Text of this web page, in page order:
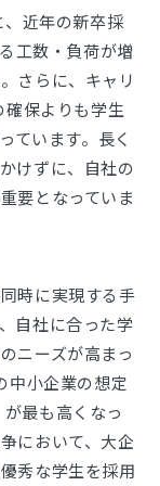
近年の新卒採
工数・負荷が増
さらに、キャリ
保よりも学生
ています。長く
けずに、自社の
要となっていま
時に実現する手
自社に合った学
ニーズが高まっ
中小企業の想定
最も高くなっ
において、大企
秀な学生を採用